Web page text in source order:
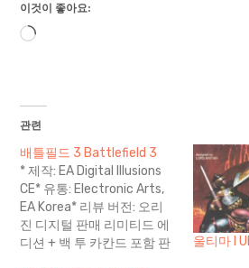
이것이 좋아요:
로
관련
배틀필드 3 Battlefield 3
* 제작: EA Digital Illusions
CE* 유통: Electronic Arts,
EA Korea* 리뷰 버전: 오리
진 디지털 판매 리미티드 에
디션 + 백 투 카칸드 포함 판
울티마 I